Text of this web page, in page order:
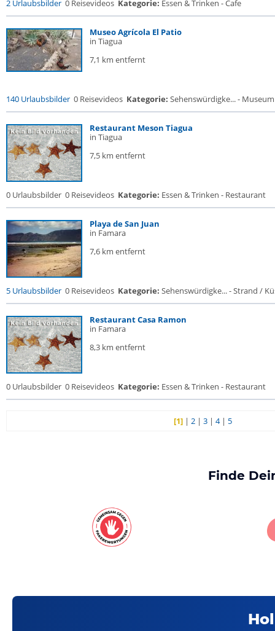
2 Urlaubsbilder 0 Reisevideos Kategorie: Essen & Trinken - Cafe
Museo Agrícola El Patio
in Tiagua
7,1 km entfernt
140 Urlaubsbilder 0 Reisevideos Kategorie: Sehenswürdigke... - Museum
Restaurant Meson Tiagua
in Tiagua
7,5 km entfernt
0 Urlaubsbilder 0 Reisevideos Kategorie: Essen & Trinken - Restaurant
Playa de San Juan
in Famara
7,6 km entfernt
5 Urlaubsbilder 0 Reisevideos Kategorie: Sehenswürdigke... - Strand /
Restaurant Casa Ramon
in Famara
8,3 km entfernt
0 Urlaubsbilder 0 Reisevideos Kategorie: Essen & Trinken - Restaurant
[1] |2 |3 |4| 5
Finde